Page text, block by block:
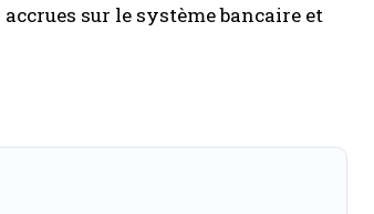
sur le système bancaire et